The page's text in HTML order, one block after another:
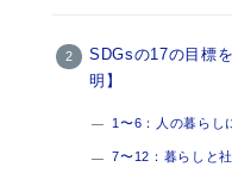
SDGsの17の目標
明】
1〜6：人の暮らし
7〜12：暮らしと